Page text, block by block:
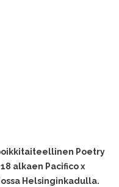
Poetry
alkaen Pacifico x
Helsinginkadulla.